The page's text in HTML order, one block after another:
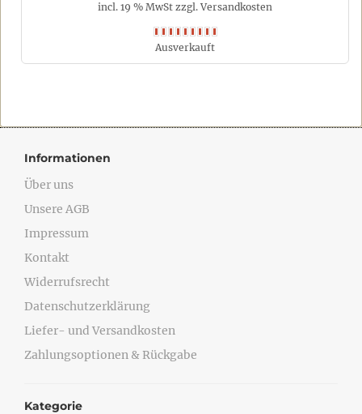
incl. 19 % MwSt zzgl. Versandkosten
Ausverkauft
Informationen
Über uns
Unsere AGB
Impressum
Kontakt
Widerrufsrecht
Datenschutzerklärung
Liefer- und Versandkosten
Zahlungsoptionen & Rückgabe
Kategorie